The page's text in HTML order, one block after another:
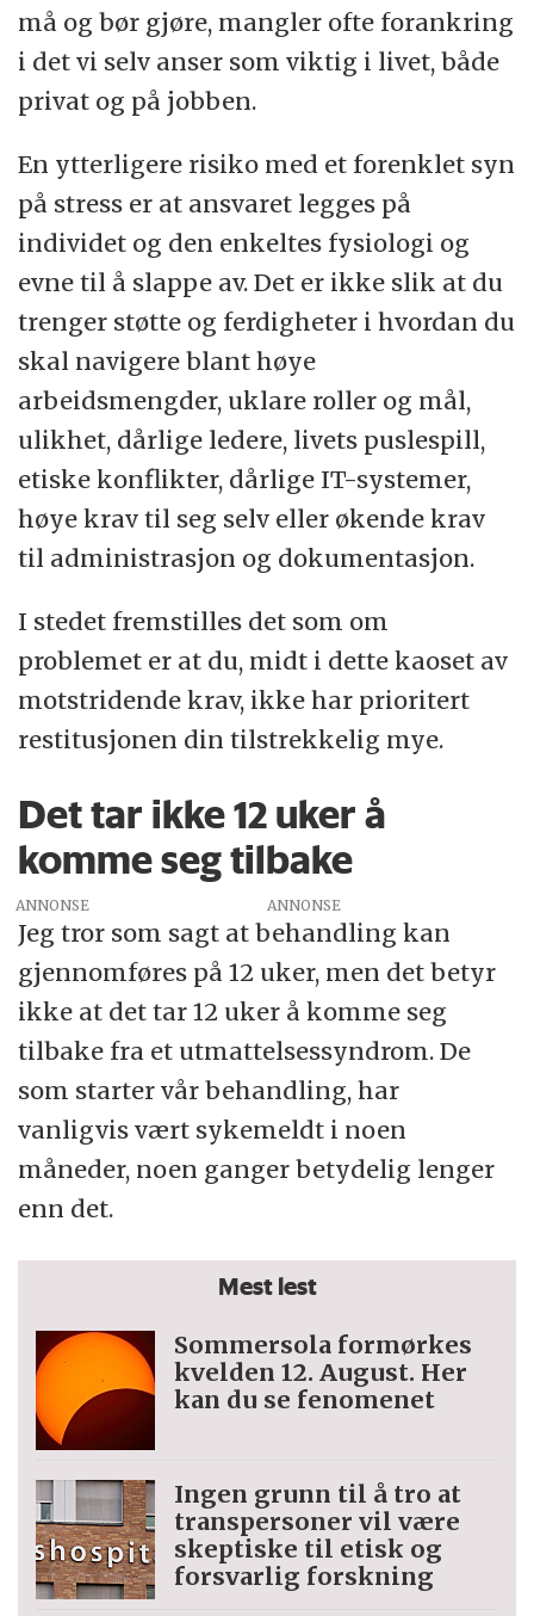
må og bør gjøre, mangler ofte forankring
i det vi selv anser som viktig i livet, både
privat og på jobben.
En ytterligere risiko med et forenklet syn
på stress er at ansvaret legges på
individet og den enkeltes fysiologi og
evne til å slappe av. Det er ikke slik at du
trenger støtte og ferdigheter i hvordan du
skal navigere blant høye
arbeidsmengder, uklare roller og mål,
ulikhet, dårlige ledere, livets puslespill,
etiske konflikter, dårlige IT-systemer,
høye krav til seg selv eller økende krav
til administrasjon og dokumentasjon.
I stedet fremstilles det som om
problemet er at du, midt i dette kaoset av
motstridende krav, ikke har prioritert
restitusjonen din tilstrekkelig mye.
Det tar ikke 12 uker å
komme seg tilbake
ANNONSE
Jeg tror som sagt at behandling kan
gjennomføres på 12 uker, men det betyr
ikke at det tar 12 uker å komme seg
tilbake fra et utmattelsessyndrom. De
som starter vår behandling, har
vanligvis vært sykemeldt i noen
måneder, noen ganger betydelig lenger
enn det.
Mest lest
Sommersola formørkes
kvelden 12. August. Her
kan du se fenomenet
Ingen grunn til å tro at
trans­personer vil være
skeptiske til etisk og
forsvarlig forskning